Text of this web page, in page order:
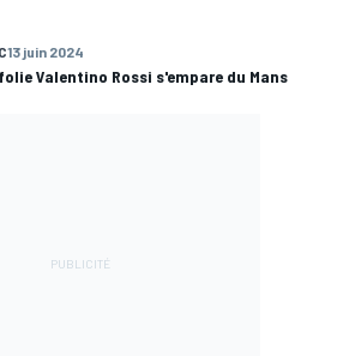
13 juin 2024
Valentino Rossi s'empare du Mans